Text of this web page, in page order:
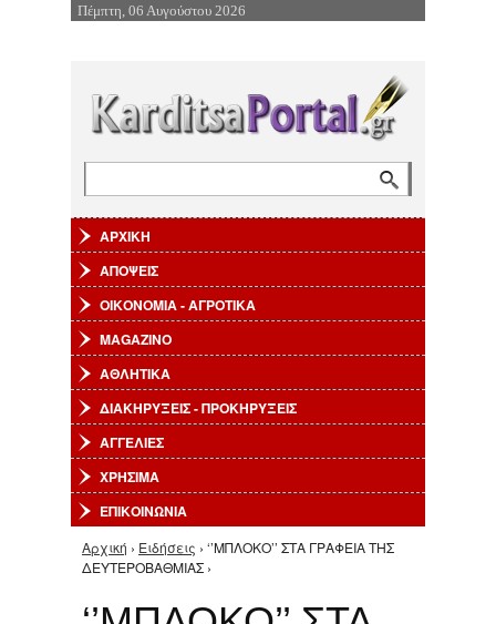
Επιστροφή στην Πλοήγηση
Πέμπτη, 06 Αυγούστου 2026
ΑΡΧΙΚΗ
ΑΠΟΨΕΙΣ
ΟΙΚΟΝΟΜΙΑ - ΑΓΡΟΤΙΚΑ
MAGAZINO
ΑΘΛΗΤΙΚΑ
ΔΙΑΚΗΡΥΞΕΙΣ - ΠΡΟΚΗΡΥΞΕΙΣ
ΑΓΓΕΛΙΕΣ
ΧΡΗΣΙΜΑ
ΕΠΙΚΟΙΝΩΝΙΑ
Είστε εδώ
Αρχική › Ειδήσεις › ‘’ΜΠΛΟΚΟ’’ ΣΤΑ ΓΡΑΦΕΙΑ ΤΗΣ
ΔΕΥΤΕΡΟΒΑΘΜΙΑΣ ›